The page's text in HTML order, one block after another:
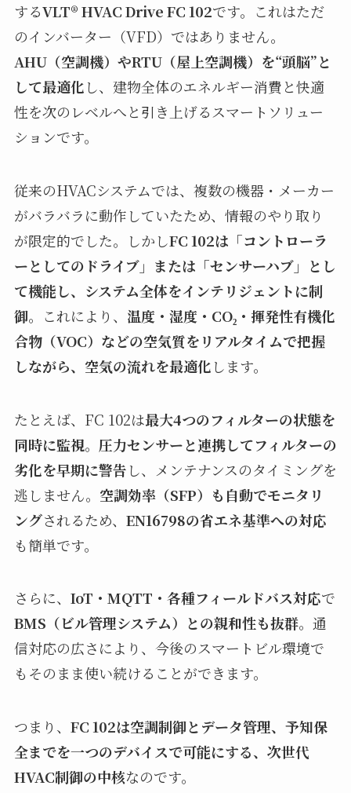
するVLT® HVAC Drive FC 102です。これはただ
のインバーター（VFD）ではありません。
AHU（空調機）やRTU（屋上空調機）を“頭脳”と
して最適化し、建物全体のエネルギー消費と快適
性を次のレベルへと引き上げるスマートソリュー
ションです。
従来のHVACシステムでは、複数の機器・メーカー
がバラバラに動作していたため、情報のやり取り
が限定的でした。しかしFC 102は「コントローラ
ーとしてのドライブ」または「センサーハブ」とし
て機能し、システム全体をインテリジェントに制
御。これにより、 温度・湿度・CO₂・揮発性有機化
合物（VOC）などの空気質をリアルタイムで把握
しながら、空気の流れを最適化します。
たとえば、FC 102は最大4つのフィルターの状態を
同時に監視。 圧力センサーと連携してフィルターの
劣化を早期に警告し、メンテナンスのタイミングを
逃しません。 空調効率（SFP）も自動でモニタリ
ングされるため、 EN16798の省エネ基準への対応
も簡単です。
さらに、 IoT・MQTT・各種フィールドバス対応で
BMS（ビル管理システム）との親和性も抜群。通
信対応の広さにより、今後のスマートビル環境で
もそのまま使い続けることができます。
つまり、 FC 102は空調制御とデータ管理、予知保
全までを一つのデバイスで可能にする、次世代
HVAC制御の中核なのです。